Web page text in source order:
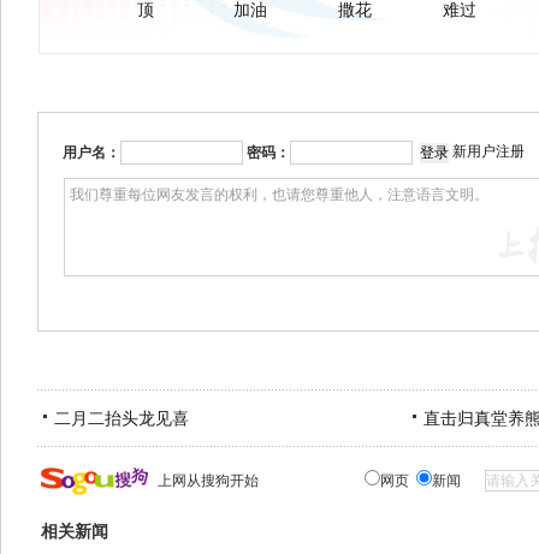
顶 加油 撒花 难过
用户名： 密码： 新用户注册
二月二抬头龙见喜 直击归真堂养
上网从搜狗开始 网页 新闻
相关新闻